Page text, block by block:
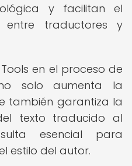
y facilitan el
entre traductores y
en el proceso de
solo aumenta la
también garantiza la
texto traducido al
esencial para
estilo del autor.